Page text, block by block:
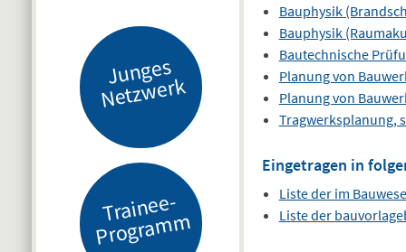
J
u
n
g
es
N
etz
w
er
k
Tr
ai
n
e
e-
Pr
o
gr
a
m
m
Bauphysik
Bauphysik
Bautechnische
Planung von
Planung von
Tragwerksplanung,
Eingetragen in
Liste der im
Liste der